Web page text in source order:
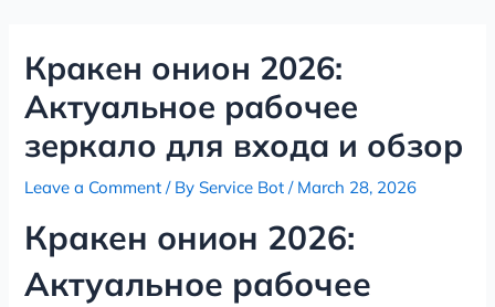
contentКракен онион 2026:
Актуальное рабочее
зеркало для входа и обзор
Leave a Comment / ByService Bot/ March 28, 2026
Кракен онион 2026:
Актуальное рабочее